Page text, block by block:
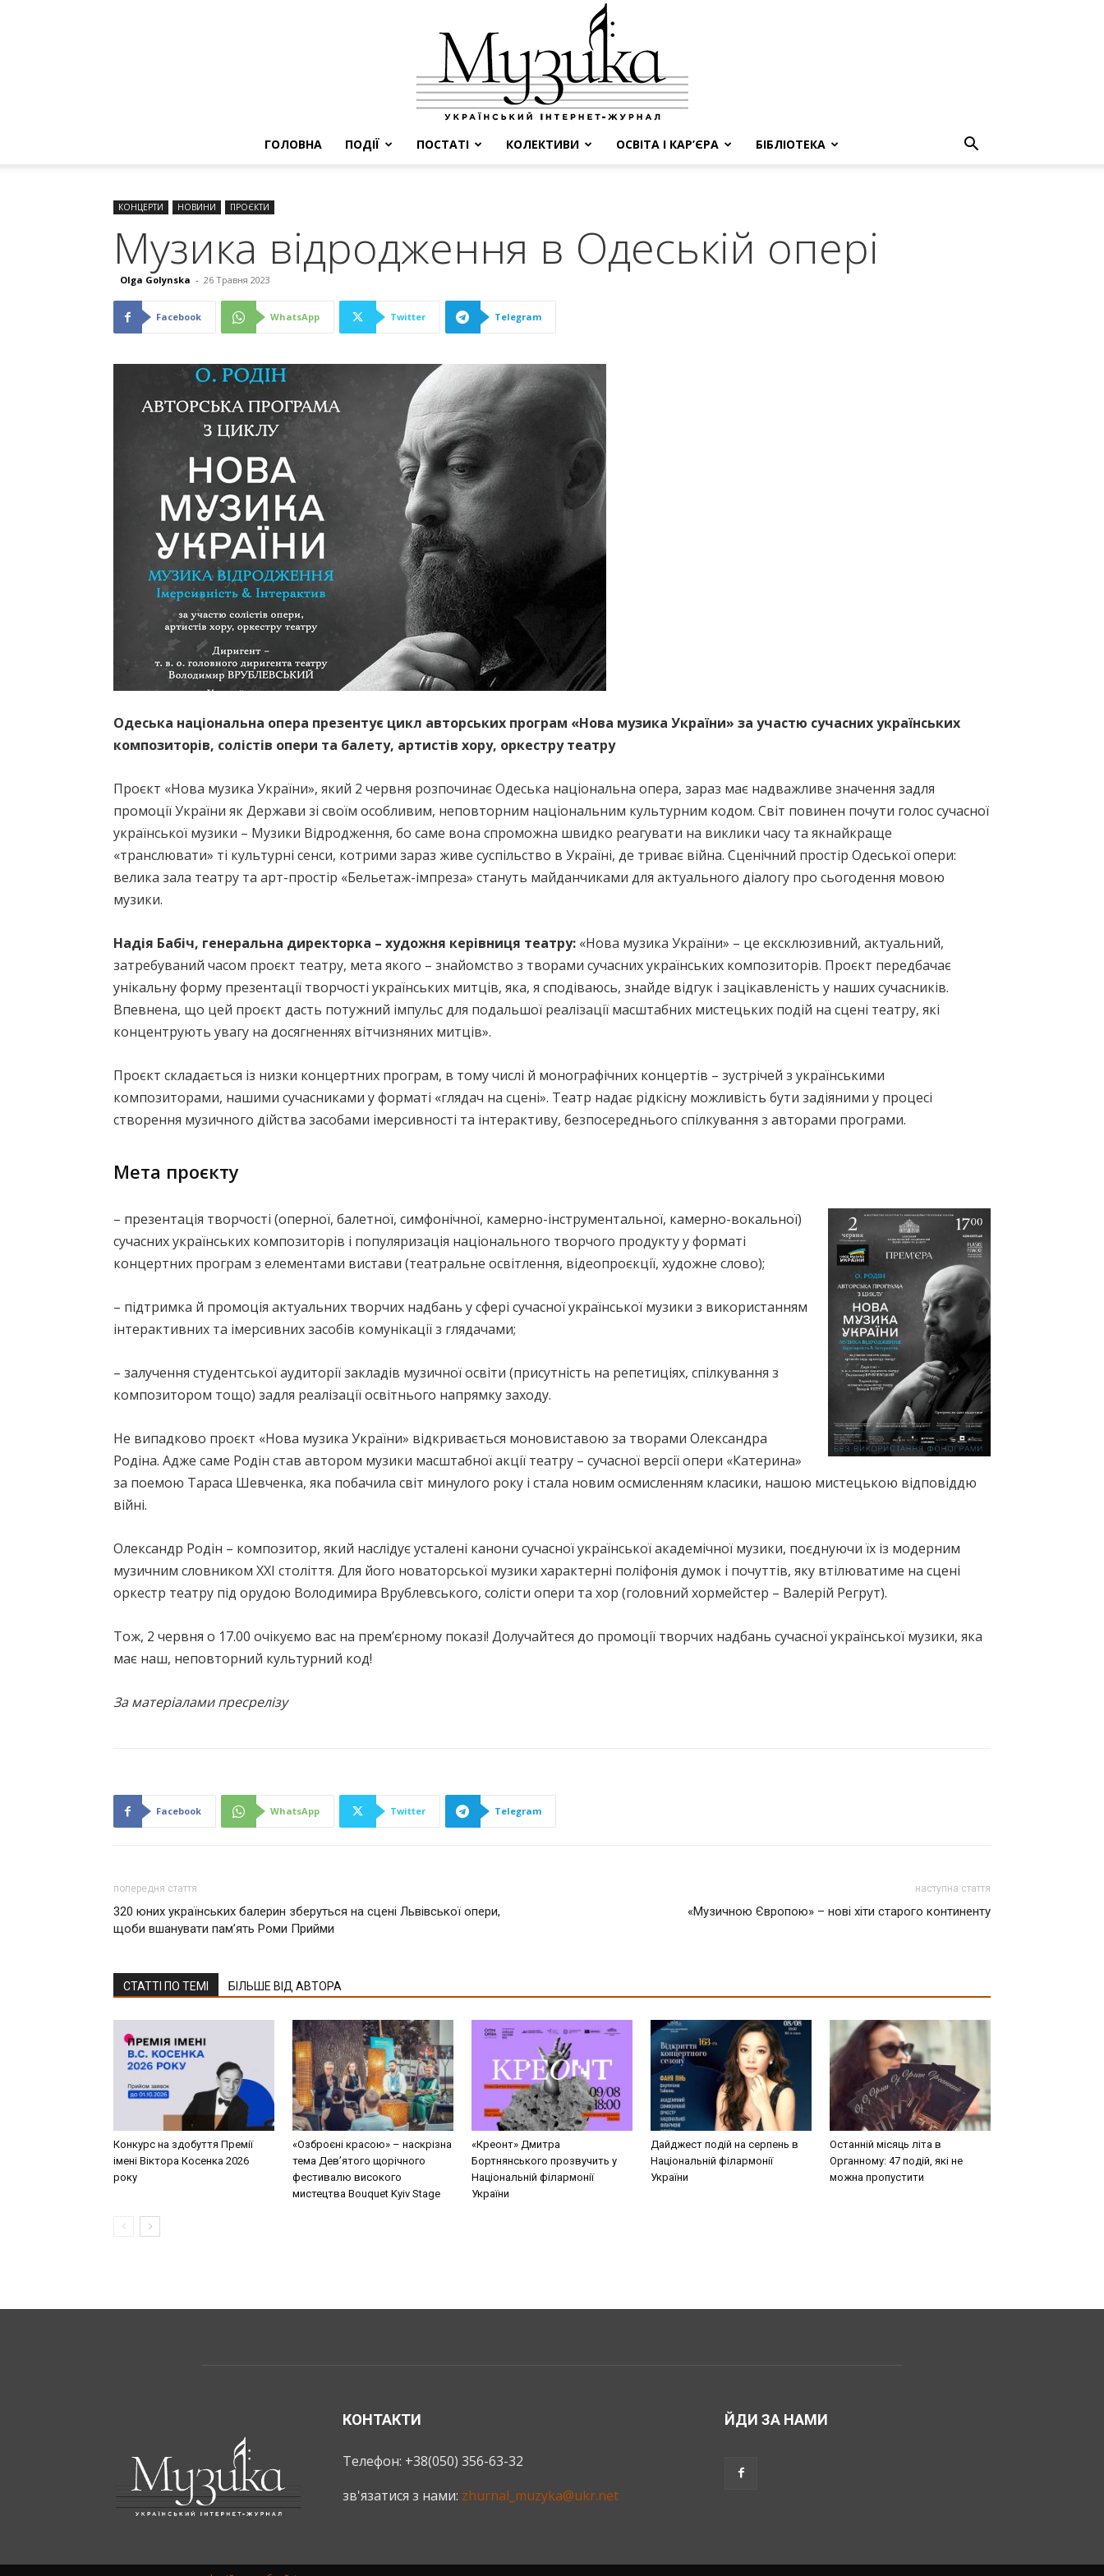
ГОЛОВНА ПОДІЇ ПОСТАТІ КОЛЕКТИВИ ОСВІТА І КАР’ЄРА БІБЛІОТЕКА
КОНЦЕРТИ НОВИНИ ПРОЄКТИ
Музика відродження в Одеській опері
Olga Golynska - 26 Травня 2023
Facebook WhatsApp Twitter Telegram
Одеська національна опера презентує цикл авторських програм «Нова музика України» за участю сучасних українських
композиторів, солістів опери та балету, артистів хору, оркестру театру
Проєкт «Нова музика України», який 2 червня розпочинає Одеська національна опера, зараз має надважливе значення задля
промоції України як Держави зі своїм особливим, неповторним національним культурним кодом. Світ повинен почути голос сучасної
української музики – Музики Відродження, бо саме вона спроможна швидко реагувати на виклики часу та якнайкраще
«транслювати» ті культурні сенси, котрими зараз живе суспільство в Україні, де триває війна. Сценічний простір Одеської опери:
велика зала театру та арт-простір «Бельетаж-імпреза» стануть майданчиками для актуального діалогу про сьогодення мовою
музики.
Надія Бабіч, генеральна директорка – художня керівниця театру: «Нова музика України» – це ексклюзивний, актуальний,
затребуваний часом проєкт театру, мета якого – знайомство з творами сучасних українських композиторів. Проєкт передбачає
унікальну форму презентації творчості українських митців, яка, я сподіваюсь, знайде відгук і зацікавленість у наших сучасників.
Впевнена, що цей проєкт дасть потужний імпульс для подальшої реалізації масштабних мистецьких подій на сцені театру, які
концентрують увагу на досягненнях вітчизняних митців».
Проєкт складається із низки концертних програм, в тому числі й монографічних концертів – зустрічей з українськими
композиторами, нашими сучасниками у форматі «глядач на сцені». Театр надає рідкісну можливість бути задіяними у процесі
створення музичного дійства засобами імерсивності та інтерактиву, безпосереднього спілкування з авторами програми.
Мета проєкту
– презентація творчості (оперної, балетної, симфонічної, камерно-інструментальної, камерно-вокальної)
сучасних українських композиторів і популяризація національного творчого продукту у форматі
концертних програм з елементами вистави (театральне освітлення, відеопроєкції, художне слово);
– підтримка й промоція актуальних творчих надбань у сфері сучасної української музики з використанням
інтерактивних та імерсивних засобів комунікації з глядачами;
– залучення студентської аудиторії закладів музичної освіти (присутність на репетиціях, спілкування з
композитором тощо) задля реалізації освітнього напрямку заходу.
Не випадково проєкт «Нова музика України» відкривається моновиставою за творами Олександра
Родіна. Адже саме Родін став автором музики масштабної акції театру – сучасної версії опери «Катерина»
за поемою Тараса Шевченка, яка побачила світ минулого року і стала новим осмисленням класики, нашою мистецькою відповіддю
війні.
Олександр Родін – композитор, який наслідує усталені канони сучасної української академічної музики, поєднуючи їх із модерним
музичним словником ХХІ століття. Для його новаторської музики характерні поліфонія думок і почуттів, яку втілюватиме на сцені
оркестр театру під орудою Володимира Врублевського, солісти опери та хор (головний хормейстер – Валерій Регрут).
Тож, 2 червня о 17.00 очікуємо вас на прем’єрному показі! Долучайтеся до промоції творчих надбань сучасної української музики, яка
має наш, неповторний культурний код!
За матеріалами пресрелізу
Facebook WhatsApp Twitter Telegram
попередня стаття
320 юних українських балерин зберуться на сцені Львівської опери,
щоби вшанувати пам’ять Роми Прийми
наступна стаття
«Музичною Європою» – нові хіти старого континенту
СТАТТІ ПО ТЕМІ БІЛЬШЕ ВІД АВТОРА
Конкурс на здобуття Премії
імені Віктора Косенка 2026
року
«Озброєні красою» – наскрізна
тема Дев’ятого щорічного
фестивалю високого
мистецтва Bouquet Kyiv Stage
«Креонт» Дмитра
Бортнянського прозвучить у
Національній філармонії
України
Дайджест подій на серпень в
Національній філармонії
України
Останній місяць літа в
Органному: 47 подій, які не
можна пропустити
КОНТАКТИ
Телефон: +38(050) 356-63-32
зв'язатися з нами: zhurnal_muzyka@ukr.net
ЙДИ ЗА НАМИ